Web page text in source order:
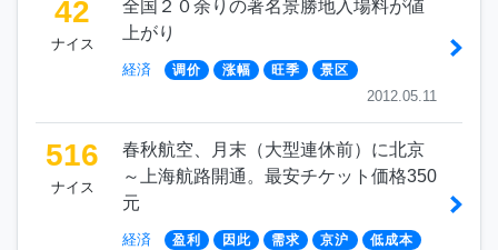
42
ナイス
全国２０余りの著名景勝地入場料が値
上がり
経済 调价 涨幅 旺季 景区
2012.05.11
516
ナイス
春秋航空、月末（大型連休前）に北京
～上海航路開通。最安チケット価格350
元
経済 盈利 因此 需求 京沪 低成本